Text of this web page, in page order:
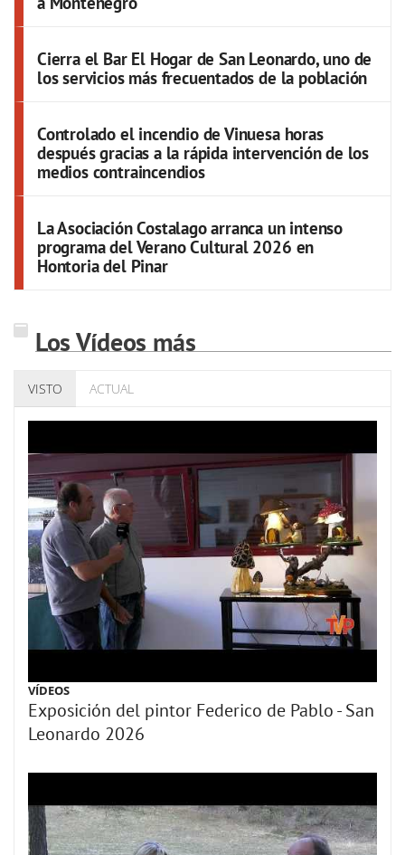
Cierra el Bar El Hogar de San Leonardo, uno de
los servicios más frecuentados de la población
Controlado el incendio de Vinuesa horas
después gracias a la rápida intervención de los
medios contraincendios
La Asociación Costalago arranca un intenso
programa del Verano Cultural 2026 en
Hontoria del Pinar
Los Vídeos más
VISTO ACTUAL
VÍDEOS
Exposición del pintor Federico de Pablo - San
Leonardo 2026